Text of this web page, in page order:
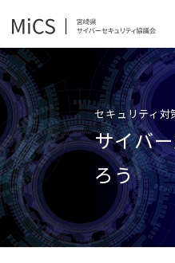
セキュリティ対
サイバ
ろう